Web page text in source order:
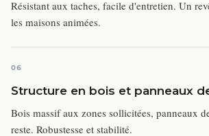
Résistant aux taches, facile d'entretien. Un
les maisons animées.
06
Structure en bois et panneaux
Bois massif aux zones sollicitées, panneaux
reste. Robustesse et stabilité.